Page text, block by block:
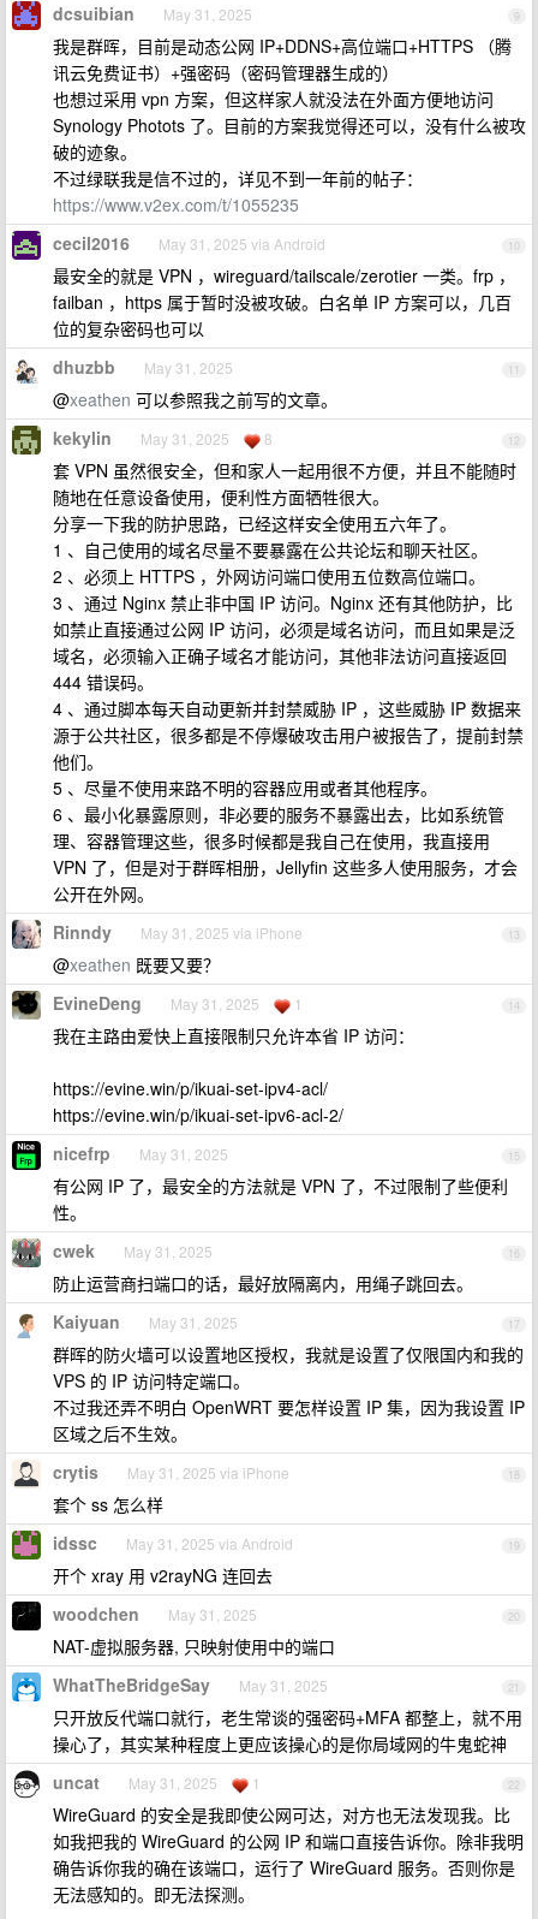
9
dcsuibian May 31, 2025
我是群晖，目前是动态公网 IP+DDNS+高位端口+HTTPS （腾
讯云免费证书）+强密码（密码管理器生成的）
也想过采用 vpn 方案，但这样家人就没法在外面方便地访问
Synology Photots 了。目前的方案我觉得还可以，没有什么被攻
破的迹象。
不过绿联我是信不过的，详见不到一年前的帖子：
https://www.v2ex.com/t/1055235
10
cecil2016 May 31, 2025 via Android
最安全的就是 VPN ，wireguard/tailscale/zerotier 一类。frp ，
failban ，https 属于暂时没被攻破。白名单 IP 方案可以，几百
位的复杂密码也可以
11
dhuzbb May 31, 2025
@xeathen 可以参照我之前写的文章。
12
kekylin May 31, 2025 8
套 VPN 虽然很安全，但和家人一起用很不方便，并且不能随时
随地在任意设备使用，便利性方面牺牲很大。
分享一下我的防护思路，已经这样安全使用五六年了。
1 、自己使用的域名尽量不要暴露在公共论坛和聊天社区。
2 、必须上 HTTPS ，外网访问端口使用五位数高位端口。
3 、通过 Nginx 禁止非中国 IP 访问。Nginx 还有其他防护，比
如禁止直接通过公网 IP 访问，必须是域名访问，而且如果是泛
域名，必须输入正确子域名才能访问，其他非法访问直接返回
444 错误码。
4 、通过脚本每天自动更新并封禁威胁 IP ，这些威胁 IP 数据来
源于公共社区，很多都是不停爆破攻击用户被报告了，提前封禁
他们。
5 、尽量不使用来路不明的容器应用或者其他程序。
6 、最小化暴露原则，非必要的服务不暴露出去，比如系统管
理、容器管理这些，很多时候都是我自己在使用，我直接用
VPN 了，但是对于群晖相册，Jellyfin 这些多人使用服务，才会
公开在外网。
13
Rinndy May 31, 2025 via iPhone
@xeathen 既要又要？
14
EvineDeng May 31, 2025 1
我在主路由爱快上直接限制只允许本省 IP 访问：
https://evine.win/p/ikuai-set-ipv4-acl/
https://evine.win/p/ikuai-set-ipv6-acl-2/
15
nicefrp May 31, 2025
有公网 IP 了，最安全的方法就是 VPN 了，不过限制了些便利
性。
16
cwek May 31, 2025
防止运营商扫端口的话，最好放隔离内，用绳子跳回去。
17
Kaiyuan May 31, 2025
群晖的防火墙可以设置地区授权，我就是设置了仅限国内和我的
VPS 的 IP 访问特定端口。
不过我还弄不明白 OpenWRT 要怎样设置 IP 集，因为我设置 IP
区域之后不生效。
18
crytis May 31, 2025 via iPhone
套个 ss 怎么样
19
idssc May 31, 2025 via Android
开个 xray 用 v2rayNG 连回去
20
woodchen May 31, 2025
NAT-虚拟服务器, 只映射使用中的端口
21
WhatTheBridgeSay May 31, 2025
只开放反代端口就行，老生常谈的强密码+MFA 都整上，就不用
操心了，其实某种程度上更应该操心的是你局域网的牛鬼蛇神
22
uncat May 31, 2025 1
WireGuard 的安全是我即使公网可达，对方也无法发现我。比
如我把我的 WireGuard 的公网 IP 和端口直接告诉你。除非我明
确告诉你我的确在该端口，运行了 WireGuard 服务。否则你是
无法感知的。即无法探测。